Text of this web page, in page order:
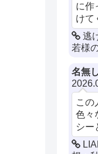
に作
けて
逃
若様
名無し
この
色々
シー